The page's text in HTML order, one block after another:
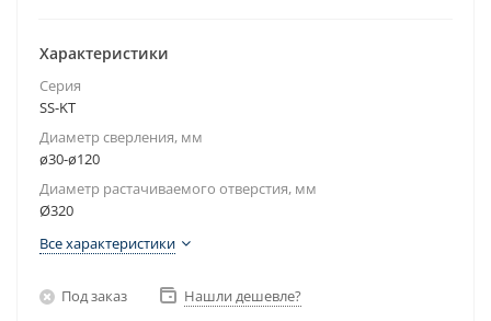
Характеристики
Серия
SS-KT
Диаметр сверления, мм
ø30-ø120
Диаметр растачиваемого отверстия, мм
Ø320
Все характеристики
Под заказ Нашли дешевле?